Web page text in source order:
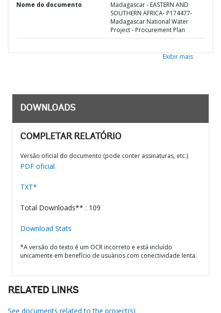
Nome do documento
Madagascar - EASTERN AND
SOUTHERN AFRICA- P174477-
Madagascar National Water
Project - Procurement Plan
Exibir mais
DOWNLOADS
COMPLETAR RELATÓRIO
Versão oficial do documento (pode conter assinaturas, etc.)
PDF oficial
TXT*
Total Downloads** : 109
Download Stats
*A versão do texto é um OCR incorreto e está incluído
unicamente em benefício de usuários com conectividade lenta.
RELATED LINKS
See documents related to the project(s)